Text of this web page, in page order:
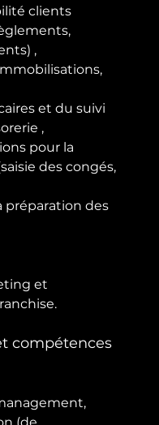
clients
,
et du suivi
,
pour la
des congés,
préparation des
et
compétences